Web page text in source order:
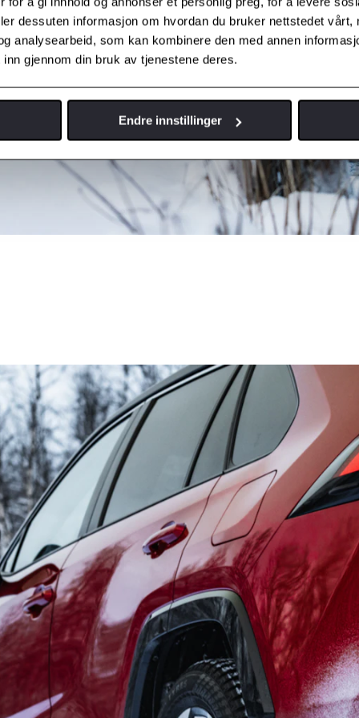
dessuten informasjon om hvordan du bruker nettstedet vårt,
analysearbeid, som kan kombinere den med annen
gjennom din bruk av tjenestene deres.
Endre innstillinger